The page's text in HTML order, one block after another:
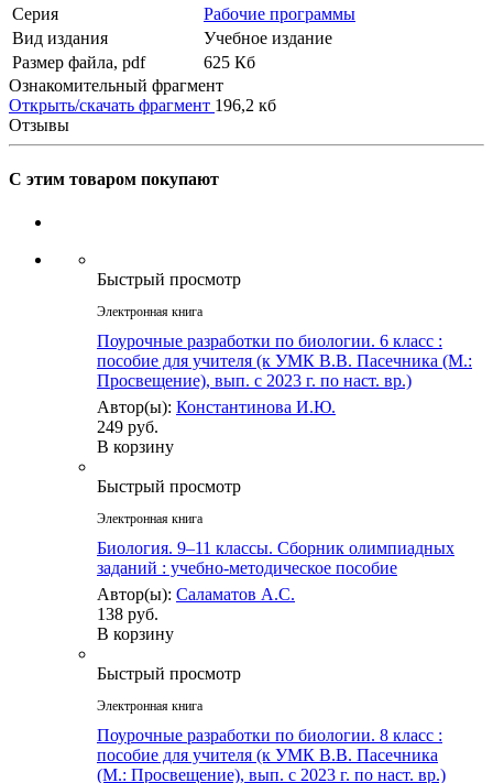
Серия
Рабочие программы
Вид издания
Учебное издание
Размер файла, pdf
625 Кб
Ознакомительный фрагмент
Открыть/скачать фрагмент 196,2 кб
Отзывы
С этим товаром покупают
Быстрый просмотр
Электронная книга
Поурочные разработки по биологии. 6 класс :
пособие для учителя (к УМК В.В. Пасечника (М.:
Просвещение), вып. с 2023 г. по наст. вр.)
Автор(ы): Константинова И.Ю.
249 руб.
В корзину
Быстрый просмотр
Электронная книга
Биология. 9–11 классы. Сборник олимпиадных
заданий : учебно-методическое пособие
Автор(ы): Саламатов А.С.
138 руб.
В корзину
Быстрый просмотр
Электронная книга
Поурочные разработки по биологии. 8 класс :
пособие для учителя (к УМК В.В. Пасечника
(М.: Просвещение), вып. с 2023 г. по наст. вр.)